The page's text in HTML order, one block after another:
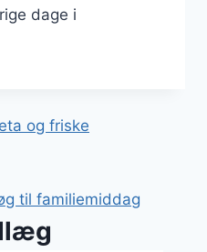
dage i
og friske
til familiemiddag